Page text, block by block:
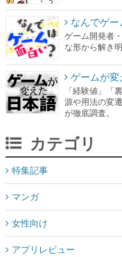
なんでゲー
ゲーム開発者
な形から解き
ゲームが
「経験値」「
源や用法の変
が徹底調査。
カテゴリ
特集記事
マンガ
女性向け
アプリレビュー